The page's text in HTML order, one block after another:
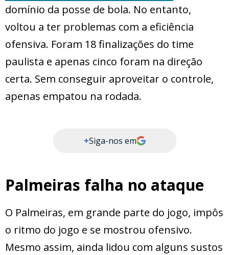
domínio da posse de bola. No entanto,
voltou a ter problemas com a eficiência
ofensiva. Foram 18 finalizações do time
paulista e apenas cinco foram na direção
certa. Sem conseguir aproveitar o controle,
apenas empatou na rodada.
+Siga-nos em
Palmeiras falha no ataque
O Palmeiras, em grande parte do jogo, impôs
o ritmo do jogo e se mostrou ofensivo.
Mesmo assim, ainda lidou com alguns sustos